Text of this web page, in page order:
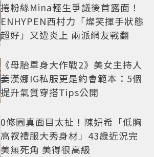
捲粉絲Mina輕生爭議後首露面！
ENHYPEN西村力「燦笑揮手狀態
超好」又遭炎上 兩派網友戰翻
《母胎單身大作戰2》美女主持人
姜漢娜IG私服更是約會範本：5個
提升氣質穿搭Tips公開
0修圖真面目太扯！陳妍希「低胸
高衩禮服大秀身材」43歲近況完
美無死角 美得很高級